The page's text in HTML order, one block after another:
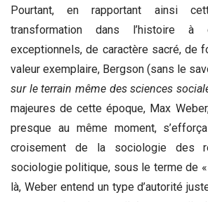
Pourtant, en rapportant ainsi
transformation dans l’histoire à
exceptionnels, de caractère sacré, de
valeur exemplaire, Bergson (sans le
sur le terrain même des sciences
majeures de cette époque, Max
presque au même moment,
croisement de la sociologie des
sociologie politique, sous le terme de
là, Weber entend un type d’autorité